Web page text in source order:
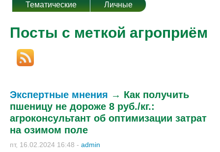
Тематические
Личные
Посты с меткой агроприём
Экспертные мнения → Как получить
пшеницу не дороже 8 руб./кг.:
агроконсультант об оптимизации затрат
на озимом поле
пт, 16.02.2024 16:48 - admin